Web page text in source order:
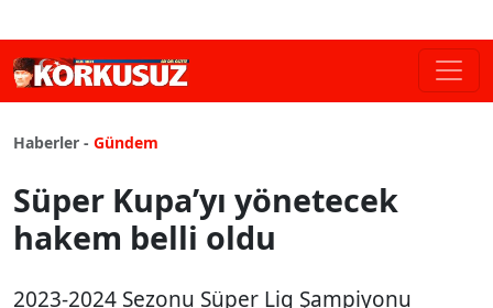
Haberler - Gündem
Süper Kupa’yı yönetecek
hakem belli oldu
2023-2024 Sezonu Süper Lig Şampiyonu